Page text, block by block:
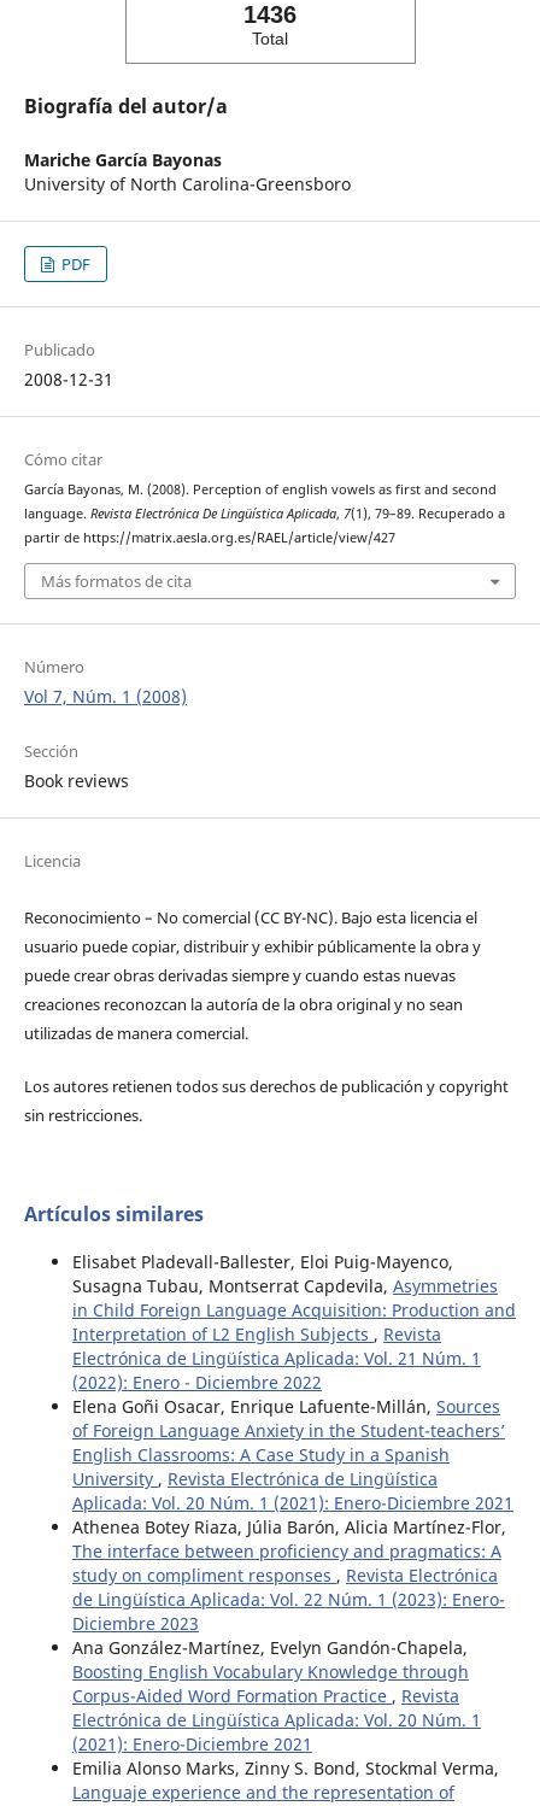
1436
Total
Biografía del autor/a
Mariche García Bayonas
University of North Carolina-Greensboro
PDF
Publicado
2008-12-31
Cómo citar
García Bayonas, M. (2008). Perception of english vowels as first and second
language. Revista Electrónica De Lingüística Aplicada, 7(1), 79–89. Recuperado a
partir de https://matrix.aesla.org.es/RAEL/article/view/427
Más formatos de cita
Número
Vol 7, Núm. 1 (2008)
Sección
Book reviews
Licencia
Reconocimiento – No comercial (CC BY-­NC). Bajo esta licencia el
usuario puede copiar, distribuir y exhibir públicamente la obra y
puede crear obras derivadas siempre y cuando estas nuevas
creaciones reconozcan la autoría de la obra original y no sean
utilizadas de manera comercial.
Los autores retienen todos sus derechos de publicación y copyright
sin restricciones.
Artículos similares
Elisabet Pladevall-Ballester, Eloi Puig-Mayenco,
Susagna Tubau, Montserrat Capdevila, Asymmetries
in Child Foreign Language Acquisition: Production and
Interpretation of L2 English Subjects , Revista
Electrónica de Lingüística Aplicada: Vol. 21 Núm. 1
(2022): Enero - Diciembre 2022
Elena Goñi Osacar, Enrique Lafuente-Millán, Sources
of Foreign Language Anxiety in the Student-teachers’
English Classrooms: A Case Study in a Spanish
University , Revista Electrónica de Lingüística
Aplicada: Vol. 20 Núm. 1 (2021): Enero-Diciembre 2021
Athenea Botey Riaza, Júlia Barón, Alicia Martínez-Flor,
The interface between proficiency and pragmatics: A
study on compliment responses , Revista Electrónica
de Lingüística Aplicada: Vol. 22 Núm. 1 (2023): Enero-
Diciembre 2023
Ana González-Martínez, Evelyn Gandón-Chapela,
Boosting English Vocabulary Knowledge through
Corpus-Aided Word Formation Practice , Revista
Electrónica de Lingüística Aplicada: Vol. 20 Núm. 1
(2021): Enero-Diciembre 2021
Emilia Alonso Marks, Zinny S. Bond, Stockmal Verma,
Languaje experience and the representation of